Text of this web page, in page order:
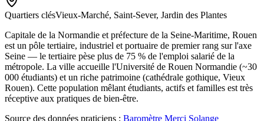
Quartiers clésVieux-Marché, Saint-Sever, Jardin des Plantes
Capitale de la Normandie et préfecture de la Seine-Maritime, Rouen
est un pôle tertiaire, industriel et portuaire de premier rang sur l'axe
Seine — le tertiaire pèse plus de 75 % de l'emploi salarié de la
métropole. La ville accueille l'Université de Rouen Normandie (~30
000 étudiants) et un riche patrimoine (cathédrale gothique, Vieux
Rouen). Cette population mêlant étudiants, actifs et familles est très
réceptive aux pratiques de bien-être.
Source des données praticiens : Baromètre Merci Solange